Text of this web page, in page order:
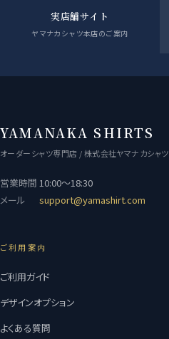
実店舗サイト
ヤマナカシャツ本店のご案内
YAMANAKA SHIRTS
オーダーシャツ専門店 / 株式会社ヤマナカシャツ
営業時間 10:00〜18:30
メール
support@yamashirt.com
ご利用案内
ご利用ガイド
デザインオプション
よくある質問